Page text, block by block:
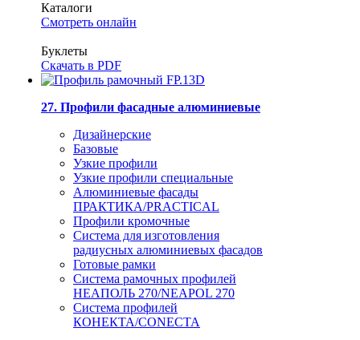
Каталоги
Смотреть онлайн
Буклеты
Скачать в PDF
27. Профили фасадные алюминиевые
Дизайнерские
Базовые
Узкие профили
Узкие профили специальные
Алюминиевые фасады
ПРАКТИКА/PRACTICAL
Профили кромочные
Система для изготовления
радиусных алюминиевых фасадов
Готовые рамки
Система рамочных профилей
НЕАПОЛЬ 270/NEAPOL 270
Система профилей
КОНЕКТА/CONECTA